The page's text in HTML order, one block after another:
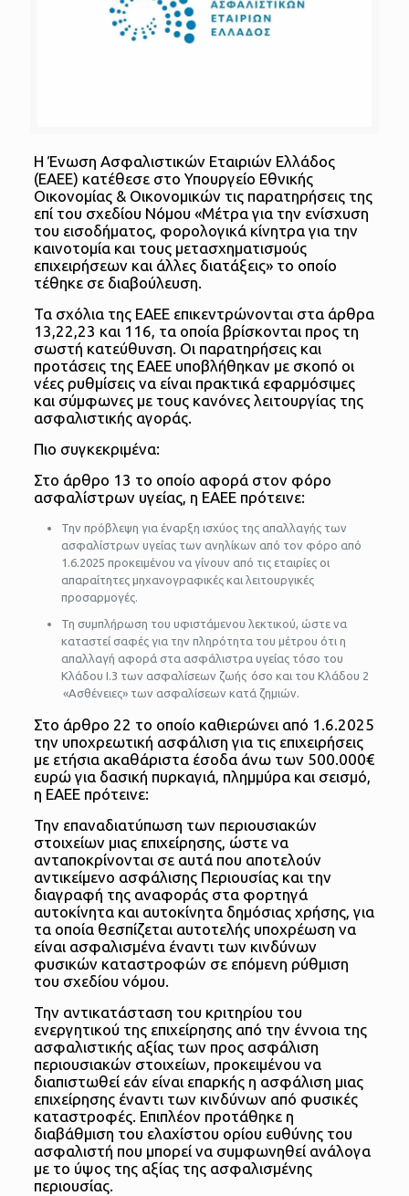
Η Ένωση Ασφαλιστικών Εταιριών Ελλάδος
(ΕΑΕΕ) κατέθεσε στο Υπουργείο Εθνικής
Οικονομίας & Οικονομικών τις παρατηρήσεις της
επί του σχεδίου Νόμου «Μέτρα για την ενίσχυση
του εισοδήματος, φορολογικά κίνητρα για την
καινοτομία και τους μετασχηματισμούς
επιχειρήσεων και άλλες διατάξεις» το οποίο
τέθηκε σε διαβούλευση.
Τα σχόλια της ΕΑΕΕ επικεντρώνονται στα άρθρα
13,22,23 και 116, τα οποία βρίσκονται προς τη
σωστή κατεύθυνση. Οι παρατηρήσεις και
προτάσεις της ΕΑΕΕ υποβλήθηκαν με σκοπό οι
νέες ρυθμίσεις να είναι πρακτικά εφαρμόσιμες
και σύμφωνες με τους κανόνες λειτουργίας της
ασφαλιστικής αγοράς.
Πιο συγκεκριμένα:
Στο άρθρο 13 το οποίο αφορά στον φόρο
ασφαλίστρων υγείας, η ΕΑΕΕ πρότεινε:
Την πρόβλεψη για έναρξη ισχύος της απαλλαγής των
ασφαλίστρων υγείας των ανηλίκων από τον φόρο από
1.6.2025 προκειμένου να γίνουν από τις εταιρίες οι
απαραίτητες μηχανογραφικές και λειτουργικές
προσαρμογές.
Τη συμπλήρωση του υφιστάμενου λεκτικού, ώστε να
καταστεί σαφές για την πληρότητα του μέτρου ότι η
απαλλαγή αφορά στα ασφάλιστρα υγείας τόσο του
Κλάδου Ι.3 των ασφαλίσεων ζωής όσο και του Κλάδου 2
«Ασθένειες» των ασφαλίσεων κατά ζημιών.
Στο άρθρο 22 το οποίο καθιερώνει από 1.6.2025
την υποχρεωτική ασφάλιση για τις επιχειρήσεις
με ετήσια ακαθάριστα έσοδα άνω των 500.000€
ευρώ για δασική πυρκαγιά, πλημμύρα και σεισμό,
η ΕΑΕΕ πρότεινε:
Την επαναδιατύπωση των περιουσιακών
στοιχείων μιας επιχείρησης, ώστε να
ανταποκρίνονται σε αυτά που αποτελούν
αντικείμενο ασφάλισης Περιουσίας και την
διαγραφή της αναφοράς στα φορτηγά
αυτοκίνητα και αυτοκίνητα δημόσιας χρήσης, για
τα οποία θεσπίζεται αυτοτελής υποχρέωση να
είναι ασφαλισμένα έναντι των κινδύνων
φυσικών καταστροφών σε επόμενη ρύθμιση
του σχεδίου νόμου.
Την αντικατάσταση του κριτηρίου του
ενεργητικού της επιχείρησης από την έννοια της
ασφαλιστικής αξίας των προς ασφάλιση
περιουσιακών στοιχείων, προκειμένου να
διαπιστωθεί εάν είναι επαρκής η ασφάλιση μιας
επιχείρησης έναντι των κινδύνων από φυσικές
καταστροφές. Επιπλέον προτάθηκε η
διαβάθμιση του ελαχίστου ορίου ευθύνης του
ασφαλιστή που μπορεί να συμφωνηθεί ανάλογα
με το ύψος της αξίας της ασφαλισμένης
περιουσίας.